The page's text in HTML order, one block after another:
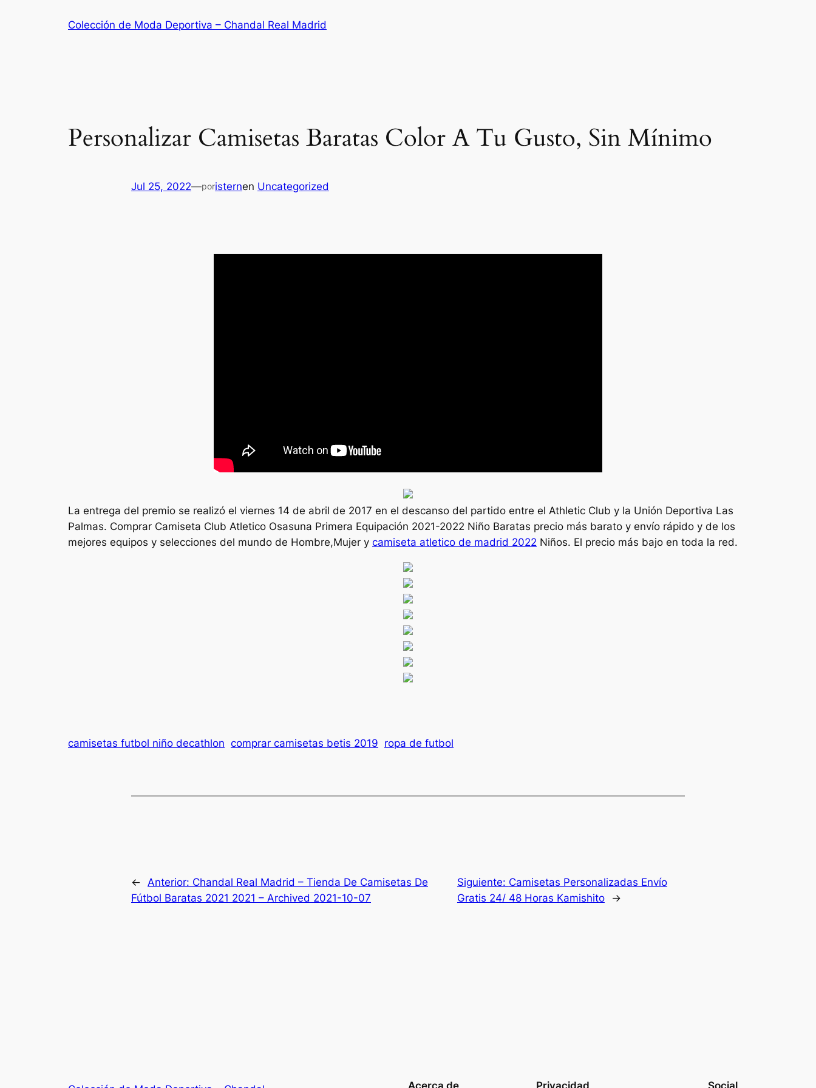
Colección de Moda Deportiva – Chandal Real Madrid
Personalizar Camisetas Baratas Color A Tu Gusto, Sin Mínimo
Jul 25, 2022—poristernen Uncategorized
La entrega del premio se realizó el viernes 14 de abril de 2017 en el descanso del partido entre el Athletic Club y la Unión Deportiva Las
Palmas. Comprar Camiseta Club Atletico Osasuna Primera Equipación 2021-2022 Niño Baratas precio más barato y envío rápido y de los
mejores equipos y selecciones del mundo de Hombre,Mujer y camiseta atletico de madrid 2022 Niños. El precio más bajo en toda la red.
camisetas futbol niño decathlon comprar camisetas betis 2019 ropa de futbol
← Anterior: Chandal Real Madrid – Tienda De Camisetas De
Fútbol Baratas 2021 2021 – Archived 2021-10-07
Siguiente: Camisetas Personalizadas Envío
Gratis 24/ 48 Horas Kamishito
→
Acerca de Privacidad Social